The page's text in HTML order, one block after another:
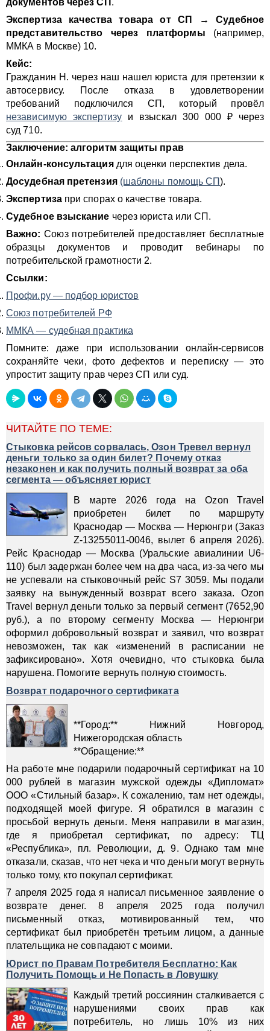
документов через СП .
Экспертиза качества товара от СП
→Судебное
представительство через платформы (например,
ММКА в Москве) 10.
Кейс:
Гражданин Н. через наш нашел юриста для претензии к
автосервису. После отказа в удовлетворении
требований подключился СП, который провёл
независимую экспертизу и взыскал 300 000 ₽ через
суд 710.
Заключение: алгоритм защиты прав
Онлайн-консультациядля оценки перспектив дела.
Досудебная претензия (шаблоны помощь СП).
Экспертизапри спорах о качестве товара.
Судебное взыскание через юриста или СП.
Важно: Союз потребителей предоставляет бесплатные
образцы документов и проводит вебинары по
потребительской грамотности 2.
Ссылки:
Профи.ру — подбор юристов
Союз потребителей РФ
ММКА — судебная практика
Помните: даже при использовании онлайн-сервисов
сохраняйте чеки, фото дефектов и переписку — это
упростит защиту прав через СП или суд.
ЧИТАЙТЕ ПО ТЕМЕ:
Стыковка рейсов сорвалась, Озон Тревел вернул
деньги только за один билет? Почему отказ
незаконен и как получить полный возврат за оба
сегмента — объясняет юрист
В марте 2026 года на Ozon Travel
приобретен билет по маршруту
Краснодар — Москва — Нерюнгри (Заказ
Z-13255011-0046, вылет 6 апреля 2026).
Рейс Краснодар — Москва (Уральские авиалинии U6-
110) был задержан более чем на два часа, из-за чего мы
не успевали на стыковочный рейс S7 3059. Мы подали
заявку на вынужденный возврат всего заказа. Ozon
Travel вернул деньги только за первый сегмент (7652,90
руб.), а по второму сегменту Москва — Нерюнгри
оформил добровольный возврат и заявил, что возврат
невозможен, так как «изменений в расписании не
зафиксировано». Хотя очевидно, что стыковка была
нарушена. Помогите вернуть полную стоимость.
Возврат подарочного сертификата
**Город:** Нижний Новгород,
Нижегородская область
**Обращение:**
На работе мне подарили подарочный сертификат на 10
000 рублей в магазин мужской одежды «Дипломат»
ООО «Стильный базар». К сожалению, там нет одежды,
подходящей моей фигуре. Я обратился в магазин с
просьбой вернуть деньги. Меня направили в магазин,
где я приобретал сертификат, по адресу: ТЦ
«Республика», пл. Революции, д. 9. Однако там мне
отказали, сказав, что нет чека и что деньги могут вернуть
только тому, кто покупал сертификат.
7 апреля 2025 года я написал письменное заявление о
возврате денег. 8 апреля 2025 года получил
письменный отказ, мотивированный тем, что
сертификат был приобретён третьим лицом, а данные
плательщика не совпадают с моими.
Юрист по Правам Потребителя Бесплатно: Как
Получить Помощь и Не Попасть в Ловушку
Каждый третий россиянин сталкивается с
нарушениями своих прав как
потребитель, но лишь 10% из них